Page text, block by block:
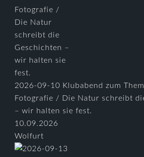
2026-09-10 Klubabend zum
Fotografie / Die Natur schreibt
– wir halten sie fest.
10.09.2026
Wolfurt